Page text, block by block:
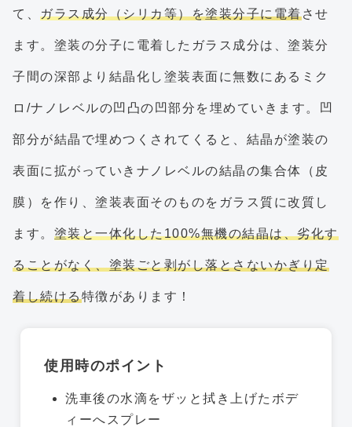
て、 ガラス成分（シリカ等）を塗装分子に電着させ
ます。塗装の分子に電着したガラス成分は、塗装分
子間の深部より結晶化し塗装表面に無数にあるミク
ロ/ナノレベルの凹凸の凹部分を埋めていきます。凹
部分が結晶で埋めつくされてくると、結晶が塗装の
表面に拡がっていきナノレベルの結晶の集合体（皮
膜）を作り、塗装表面そのものをガラス質に改質し
ます。 塗装と一体化した100%無機の結晶は、劣化す
ることがなく、塗装ごと剥がし落とさないかぎり定
着し続ける特徴があります！
使用時のポイント
洗車後の水滴をザッと拭き上げたボデ
ィーへスプレー